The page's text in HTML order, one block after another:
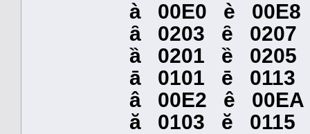
à 00E0 è
ȃ 0203 ȇ
ȁ 0201 ȅ
ā 0101 ē
â 00E2 ê
ă 0103 ĕ